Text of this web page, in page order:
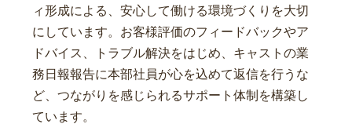
ィ形成による、安心して働ける環境づくりを大切
にしています。お客様評価のフィードバックやア
ドバイス、トラブル解決をはじめ、キャストの業
務日報報告に本部社員が心を込めて返信を行うな
ど、つながりを感じられるサポート体制を構築し
ています。